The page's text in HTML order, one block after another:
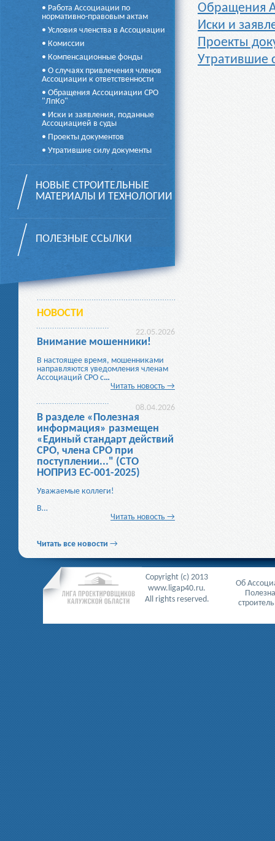
• Работа Ассоциации по
нормативно-правовым актам
• Условия членства в Ассоциации
• Комиссии
• Компенсационные фонды
• О случаях привлечения членов
Ассоциации к ответственности
• Обращения Ассоцииации СРО
"ЛпКо"
• Иски и заявления, поданные
Ассоциацией в суды
• Проекты документов
• Утратившие силу документы
НОВЫЕ СТРОИТЕЛЬНЫЕ
МАТЕРИАЛЫ И ТЕХНОЛОГИИ
ПОЛЕЗНЫЕ ССЫЛКИ
НОВОСТИ
22.05.2026
Внимание мошенники!
В настоящее время, мошенниками
направляются уведомления членам
Ассоциаций СРО с…
Читать новость →
08.04.2026
В разделе «Полезная
информация» размещен
«Единый стандарт действий
СРО, члена СРО при
поступлении..." (СТО
НОПРИЗ ЕС-001-2025)
Уважаемые коллеги!
В…
Читать новость →
Читать все новости →
Обращения
Иски и
Проекты
Утратившие
Copyright (c) 2013
www.ligap40.ru.
All rights reserved.
Об